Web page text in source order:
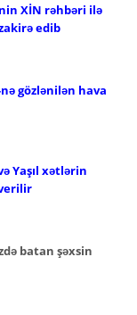
XİN rəhbəri ilə
edib
gözlənilən hava
Yaşıl xətlərin
batan şəxsin